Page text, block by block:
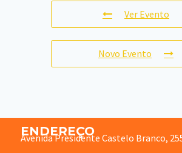
Ver Evento
Novo Evento
ENDEREÇO
Avenida Presidente Castelo Branco,